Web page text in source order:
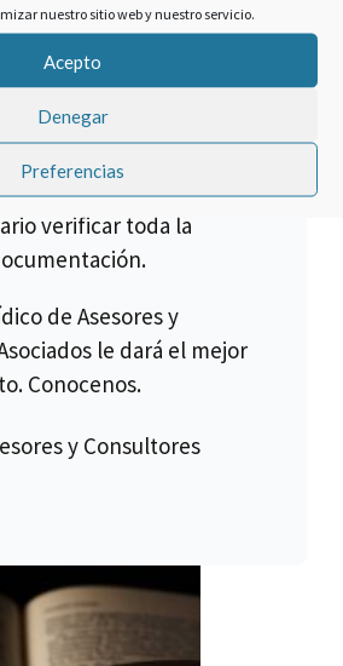
nuestro sitio web y nuestro servicio.
Acepto
Denegar
Preferencias
para lograr un
hacer las cosas bien.
crédito asociado a la
multipropiedad es lo
pero no todos los
anulables, para ello es
verificar toda la
de Asesores y
le dará el mejor
Conocenos.
y Consultores